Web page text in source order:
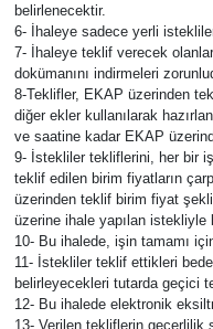
belirlenecektir.
6- İhaleye sadece yerli
7- İhaleye teklif verecek
dokümanını indirmeleri
8-Teklifler, EKAP üzerinden
diğer ekler kullanılarak
ve saatine kadar EKAP
9- İstekliler tekliflerini, her bir
teklif edilen birim fiyatların
üzerinden teklif birim fiyat
üzerine ihale yapılan
10- Bu ihalede, işin tamamı
11- İstekliler teklif ettikleri
belirleyecekleri tutarda geçici
12- Bu ihalede elektronik
13- Verilen tekliflerin geçerlilik